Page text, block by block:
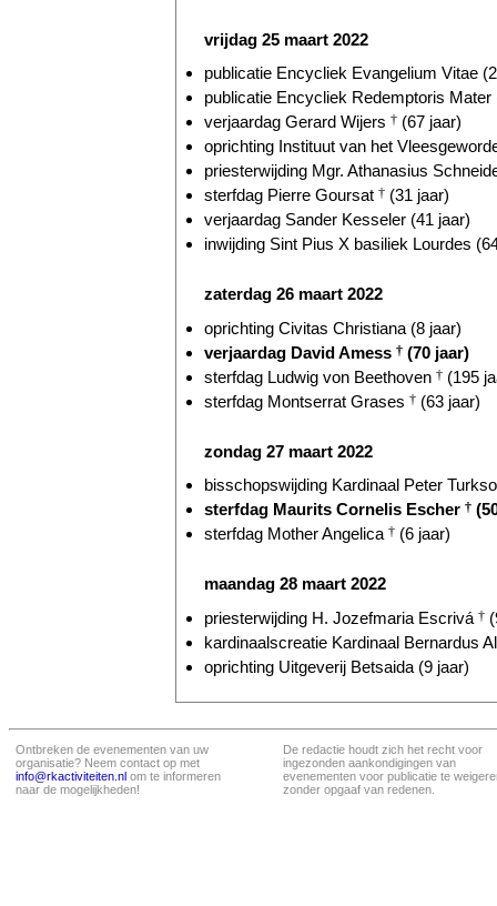
vrijdag 25 maart 2022
publicatie Encycliek Evangelium Vitae
publicatie Encycliek Redemptoris Mater
verjaardag Gerard Wijers † (67 jaar)
oprichting Instituut van het
priesterwijding Mgr. Athanasius
sterfdag Pierre Goursat † (31 jaar)
verjaardag Sander Kesseler (41 jaar)
inwijding Sint Pius X basiliek Lourdes
zaterdag 26 maart 2022
oprichting Civitas Christiana (8 jaar)
verjaardag David Amess † (70 jaar)
sterfdag Ludwig von Beethoven † (195
sterfdag Montserrat Grases † (63 jaar)
zondag 27 maart 2022
bisschopswijding Kardinaal Peter
sterfdag Maurits Cornelis Escher †
sterfdag Mother Angelica † (6 jaar)
maandag 28 maart 2022
priesterwijding H. Jozefmaria Escrivá †
kardinaalscreatie Kardinaal Bernardus
oprichting Uitgeverij Betsaida (9 jaar)
Ontbreken de evenementen van uw
organisatie? Neem contact op met
info@rkactiviteiten.nl om te informeren
naar de mogelijkheden!
De redactie houdt zich het recht voor
ingezonden aankondigingen van
evenementen voor publicatie te
zonder opgaaf van redenen.